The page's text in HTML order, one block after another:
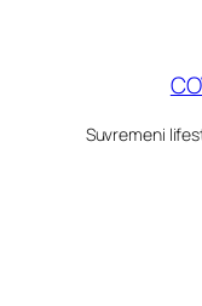
Suvremeni